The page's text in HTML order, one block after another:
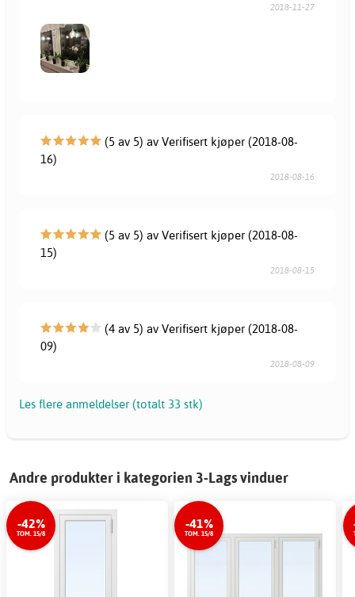
2018-11-27
(5 av 5) av Verifisert kjøper (2018-08-
16)
2018-08-16
(5 av 5) av Verifisert kjøper (2018-08-
15)
2018-08-15
(4 av 5) av Verifisert kjøper (2018-08-
09)
2018-08-09
Les flere anmeldelser (totalt 33 stk)
Andre produkter i kategorien 3-Lags vinduer
-42%
TOM. 15/8
-41%
TOM. 15/8